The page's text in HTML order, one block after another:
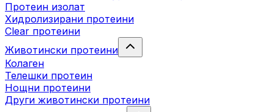
Протеин изолат
Хидролизирани протеини
Clear протеини
Животински протеини
Колаген
Телешки протеин
Нощни протеини
Други животински протеини